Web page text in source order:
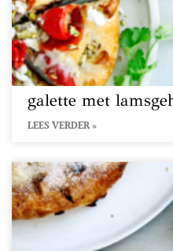
galette met
LEES VERDER »